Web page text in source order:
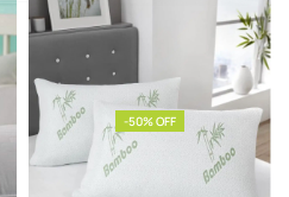
-50% OFF